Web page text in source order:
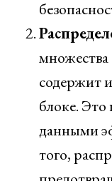
содержит
блоке. Это
данными
того,